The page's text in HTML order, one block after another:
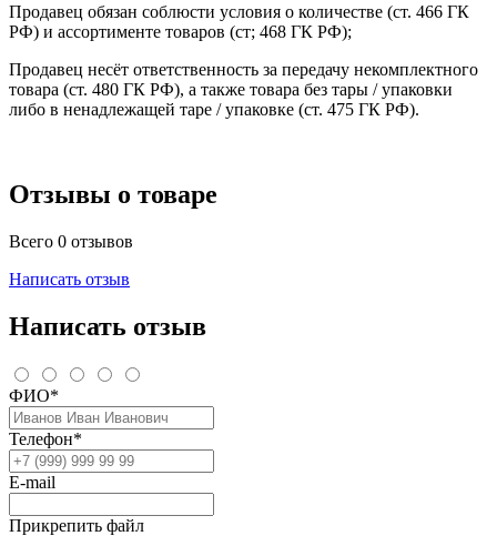
Продавец обязан соблюсти условия о количестве (ст. 466 ГК
РФ) и ассортименте товаров (ст; 468 ГК РФ);
Продавец несёт ответственность за передачу некомплектного
товара (ст. 480 ГК РФ), а также товара без тары / упаковки
либо в ненадлежащей таре / упаковке (ст. 475 ГК РФ).
Отзывы о товаре
Всего 0 отзывов
Написать отзыв
Написать отзыв
ФИО*
Телефон*
E-mail
Прикрепить файл